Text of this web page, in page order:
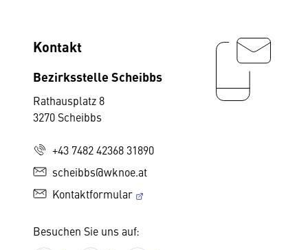
Kontakt
Bezirksstelle Scheibbs
Rathausplatz 8
3270 Scheibbs
+43 7482 42368 31890
scheibbs@wknoe.at
Kontaktformular
Besuchen Sie uns auf: